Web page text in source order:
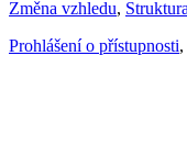
Změna vzhledu,
Prohlášení o přístupnosti,